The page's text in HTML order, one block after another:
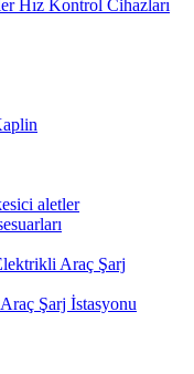
Hız Kontrol Cihazları
aletler
Araç Şarj
Araç Şarj İstasyonu